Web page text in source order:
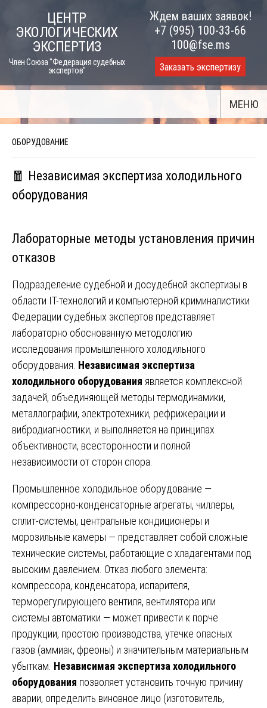
content
ЦЕНТР
ЭКОЛОГИЧЕСКИХ
ЭКСПЕРТИЗ
Член Союза "Федерация судебных
экспертов"
Ждем ваших заявок!
+7 (995) 100-33-66
100@fse.ms
Заказать экспертизу
МЕНЮ
ОБОРУДОВАНИЕ
🧧 Независимая экспертиза холодильного
оборудования
Лабораторные методы установления причин
отказов
Подразделение судебной и досудебной экспертизы в
области IT-технологий и компьютерной криминалистики
Федерации судебных экспертов представляет
лабораторно обоснованную методологию
исследования промышленного холодильного
оборудования. Независимая экспертиза
холодильного оборудования является комплексной
задачей, объединяющей методы термодинамики,
металлографии, электротехники, рефрижерации и
вибродиагностики, и выполняется на принципах
объективности, всесторонности и полной
независимости от сторон спора.
Промышленное холодильное оборудование —
компрессорно-конденсаторные агрегаты, чиллеры,
сплит-системы, центральные кондиционеры и
морозильные камеры — представляет собой сложные
технические системы, работающие с хладагентами под
высоким давлением. Отказ любого элемента:
компрессора, конденсатора, испарителя,
терморегулирующего вентиля, вентилятора или
системы автоматики — может привести к порче
продукции, простою производства, утечке опасных
газов (аммиак, фреоны) и значительным материальным
убыткам. Независимая экспертиза холодильного
оборудования позволяет установить точную причину
аварии, определить виновное лицо (изготовитель,